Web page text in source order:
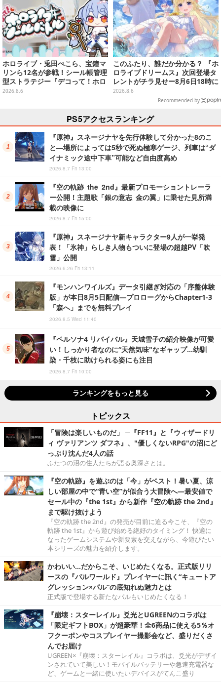
ホロライブ・兎田ぺこら、宝鐘マ
リンら12名が参戦！シール帳管理
型ストラテジー『デコって！ホロ
ライブシールバトル』Steamスト
2026.8.6
このふたり、誰だか分かる？ 『ホ
ロライブドリームス』次回登場タ
レントがチラ見せー8月6日18時に
詳細が公開
2026.8.6
Recommended by
PS5アクセスランキング
『原神』スネージナヤを先行体験して分かった8のこ
と―場所によっては5秒で死ぬ極寒ゲージ、列車は“ダ
イナミック途中下車”可能など自由度高め
2026.8.7 Fri 13:00
『空の軌跡 the 2nd』最新プロモーショントレーラ
ー公開！主題歌「銀の意志 金の翼」に乗せた見所満
載の映像に
2026.8.7 Fri 15:00
『原神』スネージナヤ新キャラクター9人が一挙発
表！「氷神」らしき人物もついに登場の超越PV「吹
雪」公開
2026.6.26 Fri 13:11
『モンハンワイルズ』データ引継ぎ対応の「序盤体験
版」が本日8月5日配信―プロローグからChapter1-3
「森へ」までを無料プレイ
2026.8.5 Wed 11:40
『ペルソナ4 リバイバル』天城雪子の紹介映像が可愛
い！しっかり者なのに“天然気味"なギャップ…幼馴
染・千枝に助けられる姿にも注目
2026.8.7 Fri 10:00
ランキングをもっと見る
トピックス
「冒険は楽しいものだ」 ─『FF11』と『ウィザードリ
ィ ヴァリアンツ ダフネ』、"優しくないRPG"の沼にど
っぷり沈んだ4人の話
ふたつの沼の住人たちが語る奥深さとは。
『空の軌跡』を遊ぶのは「今」がベスト！暑い夏、涼
しい部屋の中で“青い空”が似合う大冒険へ―最安値で
セール中の『the 1st』から新作『空の軌跡 the 2nd』
まで駆け抜けよう
『空の軌跡 the 2nd』の発売が目前に迫る今こそ、『空の
軌跡 the 1st』から遊び始める絶好のタイミング！ 快適に
なったゲームシステムや新要素を交えながら、今遊びたい
本シリーズの魅力を紹介します。
かわいい…だからこそ、いじめたくなる。正式版リリ
ースの『パルワールド』プレイヤーに訊く“キュートア
グレッション×パル”の底知れぬ魅力とは
正式版で登場する新たなパルもいじめたくなる！
『崩壊：スターレイル』爻光とUGREENのコラボは
「限定ギフトBOX」が超豪華！全6商品に使える5％オ
フクーポンやコスプレイヤー撮影会など、盛りだくさ
んでお届け
UGREEN×『崩壊：スターレイル』コラボは、爻光がデザイ
ンされていて美しい！モバイルバッテリーや急速充電器な
ど、ゲームと一緒に使いたいデバイスがてんこ盛り